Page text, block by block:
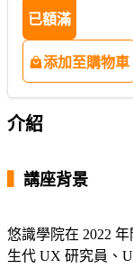
已額滿
添加至購物車
介紹
講座背景
悠識學院在 2022
生代 UX 研究員、